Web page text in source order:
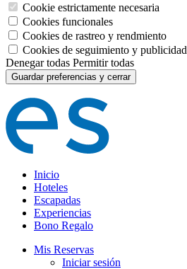
Cookie estrictamente necesaria
Cookies funcionales
Cookies de rastreo y rendmiento
Cookies de seguimiento y publicidad
Denegar todas Permitir todas
Guardar preferencias y cerrar
Inicio
Hoteles
Escapadas
Experiencias
Bono Regalo
Mis Reservas
Iniciar sesión